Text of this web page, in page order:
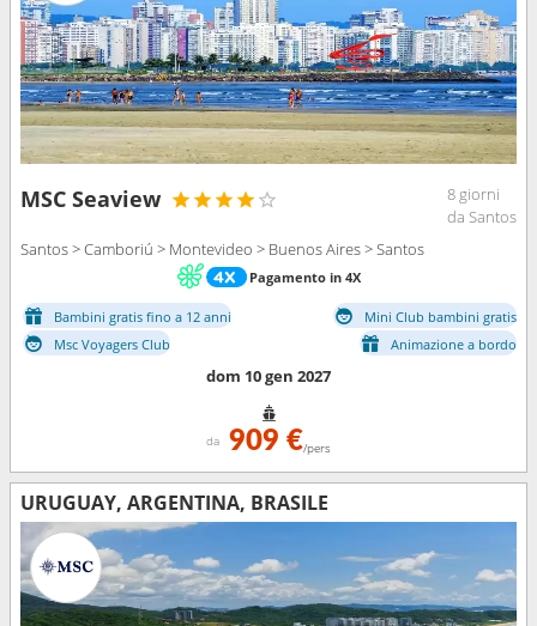
MSC Seaview
8 giorni
da Santos
Santos > Camboriú > Montevideo > Buenos Aires > Santos
Pagamento in 4X
Bambini gratis fino a 12 anni
Mini Club bambini gratis
Msc Voyagers Club
Animazione a bordo
dom 10 gen 2027
da 909 €/pers
URUGUAY, ARGENTINA, BRASILE